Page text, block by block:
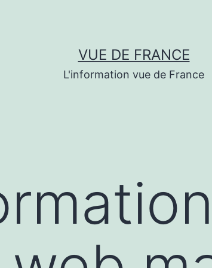
VUE DE FRANCE
L'information vue de France